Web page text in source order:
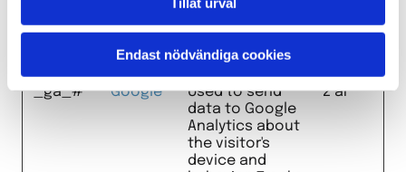
Endast nödvändiga cookies
besökaren
navigerar runt på
webbplatsen
_ga_# Google
Used to send
data to Google
Analytics about
the visitor's
device and
2 år